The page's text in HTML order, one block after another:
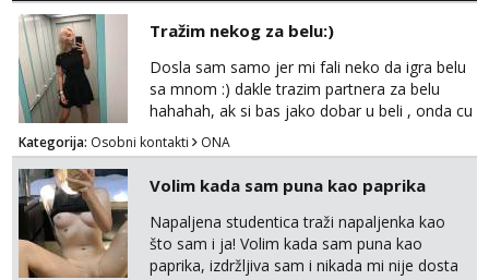
Tražim nekog za belu:)
Dosla sam samo jer mi fali neko da igra belu
sa mnom :) dakle trazim partnera za belu
hahahah, ak si bas jako dobar u beli , onda cu
razmislit za dalje Klikni na link ispod i nadji me
tamo, cekam te!
Kategorija: Osobni kontakti ONA
Volim kada sam puna kao paprika
Napaljena studentica traži napaljenka kao
što sam i ja! Volim kada sam puna kao
paprika, izdržljiva sam i nikada mi nije dosta